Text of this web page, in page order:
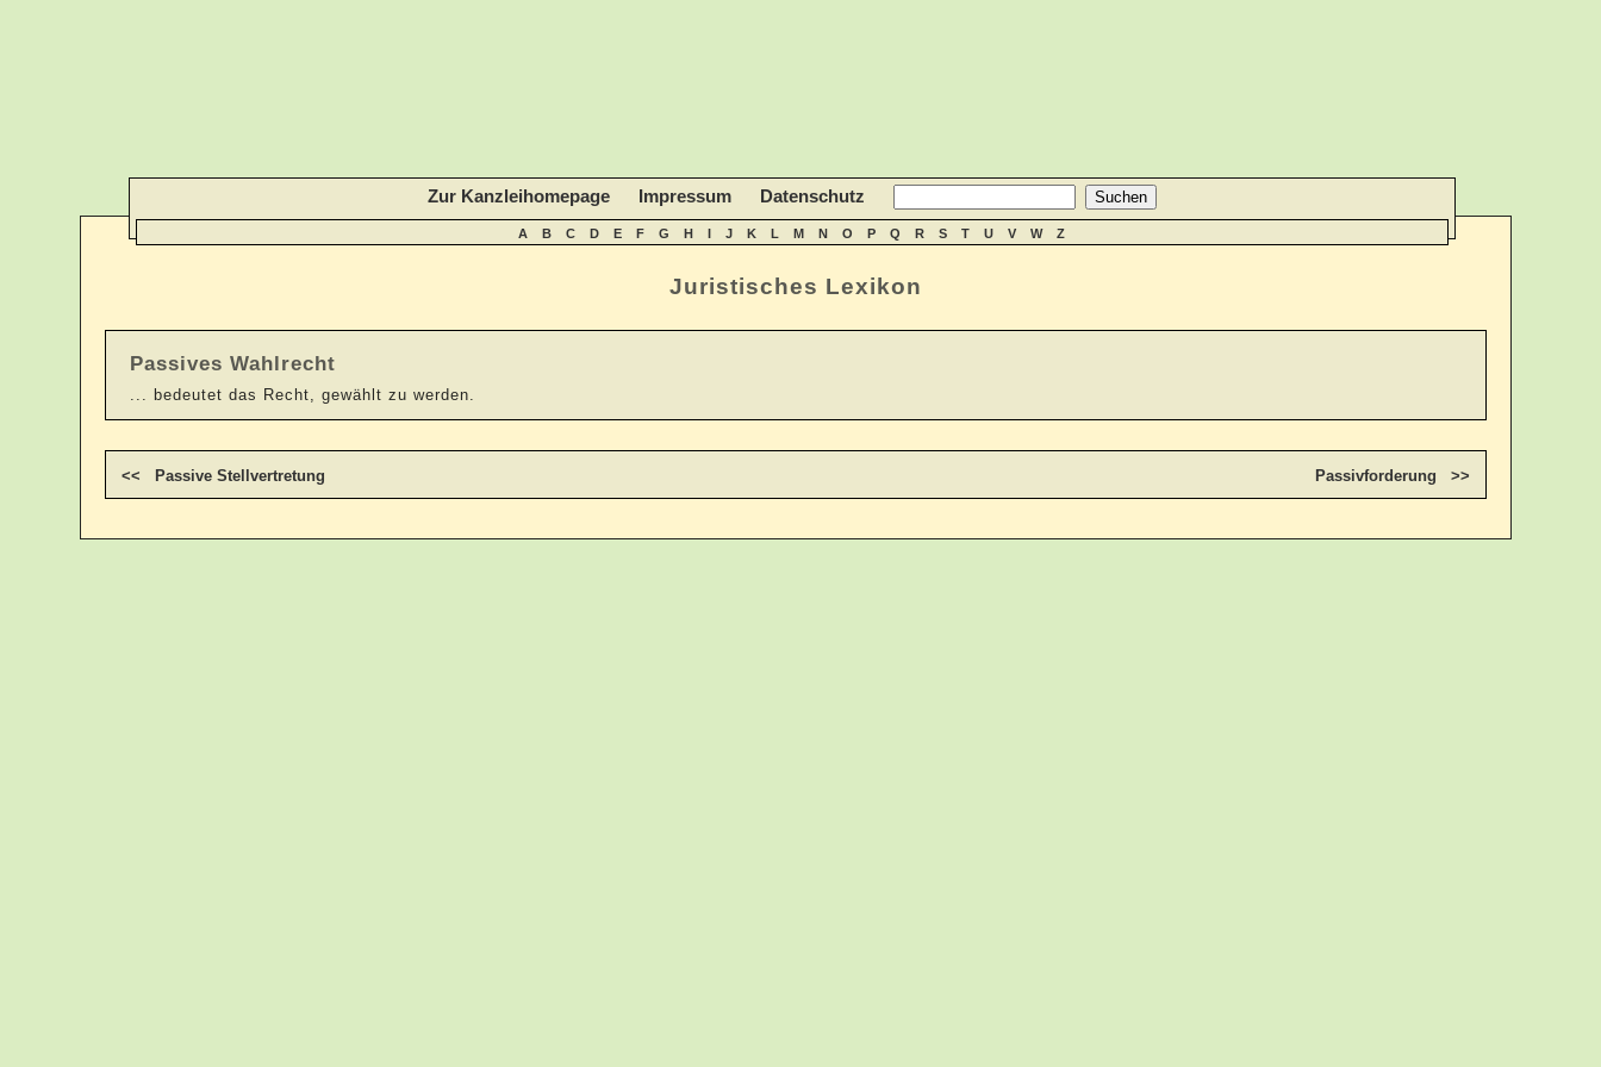
Juristisches Lexikon
Zur Kanzleihomepage Impressum Datenschutz
A B C D E F G H I J K L M N O P Q R S T U V W Z
Passives Wahlrecht
... bedeutet das Recht, gewählt zu werden.
<< Passive Stellvertretung Passivforderung >>